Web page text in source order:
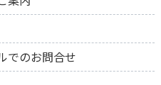
でのお問合せ